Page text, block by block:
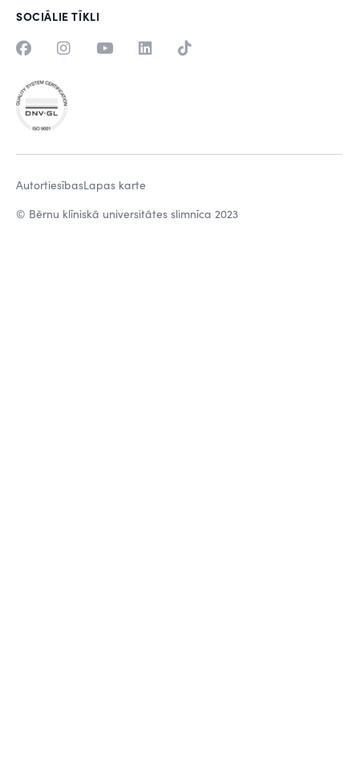
SOCIĀLIE TĪKLI
© Bērnu klīniskā universitātes slimnīca 2023
AutortiesībasLapas karte